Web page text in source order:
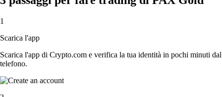
1
Scarica l'app
Scarica l'app di Crypto.com e verifica la tua identità in pochi minuti dal
telefono.